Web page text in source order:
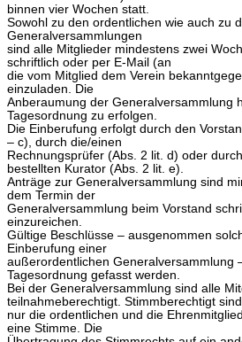
binnen vier Wochen statt.
Sowohl zu den ordentlichen wie auch zu
Generalversammlungen
sind alle Mitglieder mindestens zwei
schriftlich oder per E-Mail (an
die vom Mitglied dem Verein
einzuladen. Die
Anberaumung der Generalversammlung
Tagesordnung zu erfolgen.
Die Einberufung erfolgt durch den
– c), durch die/einen
Rechnungsprüfer (Abs. 2 lit. d) oder
bestellten Kurator (Abs. 2 lit. e).
Anträge zur Generalversammlung sind
dem Termin der
Generalversammlung beim Vorstand
einzureichen.
Gültige Beschlüsse – ausgenommen
Einberufung einer
außerordentlichen Generalversammlung
Tagesordnung gefasst werden.
Bei der Generalversammlung sind alle
teilnahmeberechtigt. Stimmberechtigt sind
nur die ordentlichen und die
eine Stimme. Die